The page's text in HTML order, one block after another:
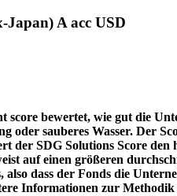
Japan) A acc USD
score bewertet, wie gut die
oder sauberes Wasser. Der
der SDG Solutions Score
auf einen größeren
dass der Fonds die
Informationen zur